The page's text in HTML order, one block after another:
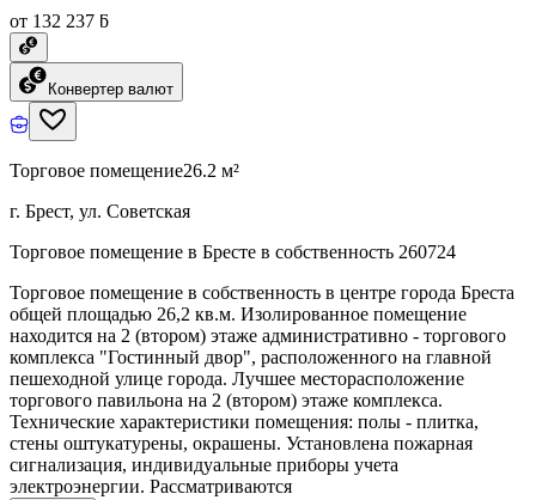
от 132 237 ƃ
Конвертер валют
Торговое помещение26.2 м²
г. Брест, ул. Советская
Торговое помещение в Бресте в собственность 260724
Торговое помещение в собственность в центре города Бреста
общей площадью 26,2 кв.м. Изолированное помещение
находится на 2 (втором) этаже административно - торгового
комплекса "Гостинный двор", расположенного на главной
пешеходной улице города. Лучшее месторасположение
торгового павильона на 2 (втором) этаже комплекса.
Технические характеристики помещения: полы - плитка,
стены оштукатурены, окрашены. Установлена пожарная
сигнализация, индивидуальные приборы учета
электроэнергии. Рассматриваются